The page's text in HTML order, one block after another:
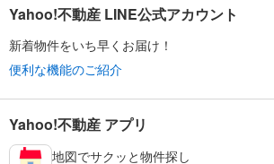
Yahoo!不動産 LINE公式アカウント
新着物件をいち早くお届け！
便利な機能のご紹介
Yahoo!不動産 アプリ
地図でサクッと物件探し